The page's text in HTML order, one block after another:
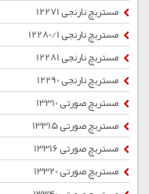
مستربچ نارنجی 12271
مستربچ نارنجی 12280/1
مستربچ نارنجی 12281
مستربچ نارنجی 12290
مستربچ صورتی 13310
مستربچ صورتی 13315
مستربچ صورتی 13316
مستربچ صورتی 13320